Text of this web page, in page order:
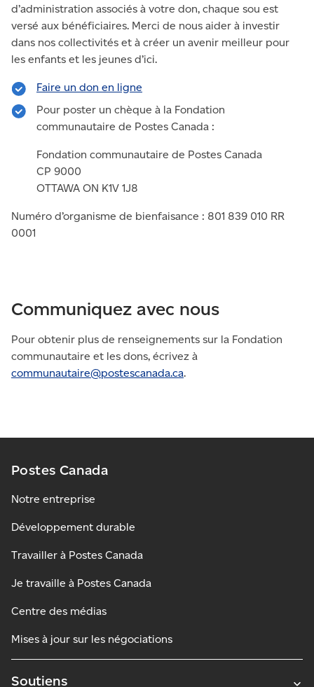
d’administration associés à votre don, chaque sou est
versé aux bénéficiaires. Merci de nous aider à investir
dans nos collectivités et à créer un avenir meilleur pour
les enfants et les jeunes d’ici.
Faire un don en ligne
Pour poster un chèque à la Fondation
communautaire de Postes Canada :
Fondation communautaire de Postes Canada
CP 9000
OTTAWA ON K1V 1J8
Numéro d’organisme de bienfaisance : 801 839 010 RR
0001
Communiquez avec nous
Pour obtenir plus de renseignements sur la Fondation
communautaire et les dons, écrivez à
communautaire@postescanada.ca.
Postes Canada
Notre entreprise
Développement durable
Travailler à Postes Canada
Je travaille à Postes Canada
Centre des médias
Mises à jour sur les négociations
Soutiens